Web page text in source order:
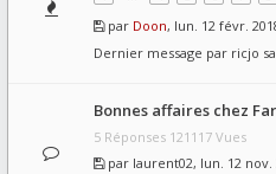
par Doon, lun. 12 févr.
Dernier message par ricjo
Bonnes affaires chez
5 Réponses 121117 Vues
par laurent02, lun. 12 nov.